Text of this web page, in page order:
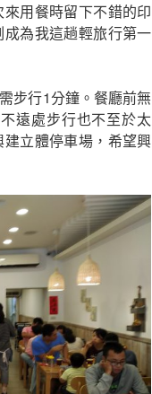
用餐時留下不錯的印
為我這趟輕旅行第一
步行1分鐘。餐廳前無
遠處步行也不至於太
立體停車場，希望興